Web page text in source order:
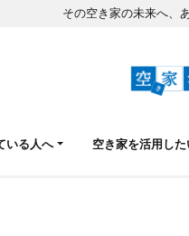
その空き家の未来へ、
いる人へ 空き家を活用し